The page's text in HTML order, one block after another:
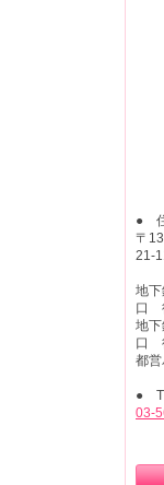
●
〒
21-
地
口
地
口
都
●
03-